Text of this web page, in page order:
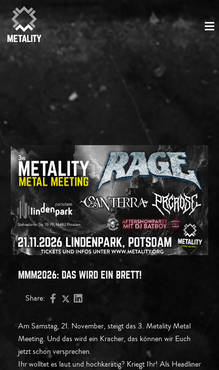
MMM2026: DAS WIRD EIN BRETT!
Share:
Am Samstag, 21. November, steigt das 3. Metality Metal
Meeting. Und das wird ein Kracher, das können wir Euch
jetzt schon versprechen.
Ihr wolltet es laut und hochkarätig? Kriegt Ihr! Als Headliner